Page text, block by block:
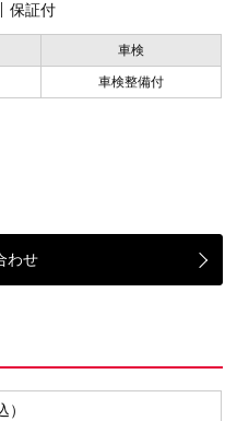
保証付
車検
車検整備付
わせ